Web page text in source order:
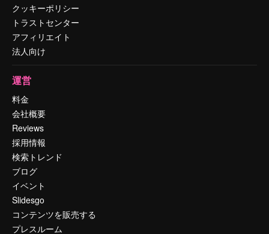
クッキーポリシー
トラストセンター
アフィリエイト
法人向け
運営
料金
会社概要
Reviews
採用情報
検索トレンド
ブログ
イベント
Slidesgo
コンテンツを販売する
プレスルーム